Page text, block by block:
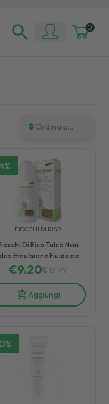
0
Ordina per
%
FIOCCHI DI RISO
Di Riso Talco Non
Emulsione Fluida per
e Odori 120 ml
€9.20€13.99
Aggiungi
%